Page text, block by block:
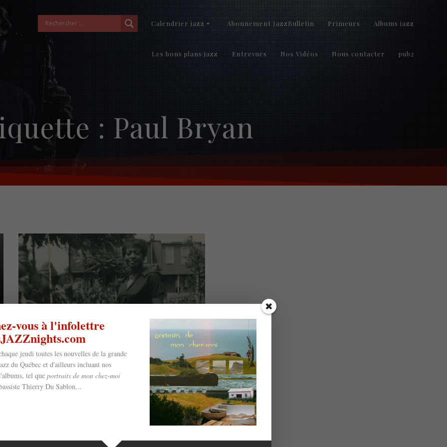
Calendrier jazz Abonnement JazzBulletin Primeurs Albums jazz
Les bons plans jazz Entrevues Nos Vidéos Nous contacter pub2
: Paul Bryan
vous à l'infolettre
jeudi toutes les nouvelles de la grande
du Québec et d'ailleurs incluant nos
tel que portraits de mon chez-moi
Thierry Du Sablon...